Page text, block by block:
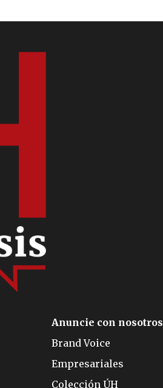
Anuncie con nosotros
Brand Voice
Empresariales
Colección ÚH